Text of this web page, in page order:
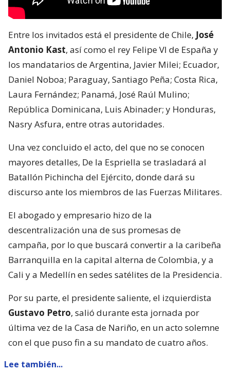
Entre los invitados está el presidente de Chile, José
Antonio Kast, así como el rey Felipe VI de España y
los mandatarios de Argentina, Javier Milei; Ecuador,
Daniel Noboa; Paraguay, Santiago Peña; Costa Rica,
Laura Fernández; Panamá, José Raúl Mulino;
República Dominicana, Luis Abinader; y Honduras,
Nasry Asfura, entre otras autoridades.
Una vez concluido el acto, del que no se conocen
mayores detalles, De la Espriella se trasladará al
Batallón Pichincha del Ejército, donde dará su
discurso ante los miembros de las Fuerzas Militares.
El abogado y empresario hizo de la
descentralización una de sus promesas de
campaña, por lo que buscará convertir a la caribeña
Barranquilla en la capital alterna de Colombia, y a
Cali y a Medellín en sedes satélites de la Presidencia.
Por su parte, el presidente saliente, el izquierdista
Gustavo Petro, salió durante esta jornada por
última vez de la Casa de Nariño, en un acto solemne
con el que puso fin a su mandato de cuatro años.
Lee también...